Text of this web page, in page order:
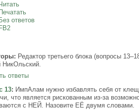
Печатать
Без ответов
FB2
Редактор третьего блока (вопросы
НикОльский.
ответы
13: ИмпАлам нужно избавлять себя от
что является рискованным из-за
с НЕЙ. Назовите ЕЁ двумя словами.